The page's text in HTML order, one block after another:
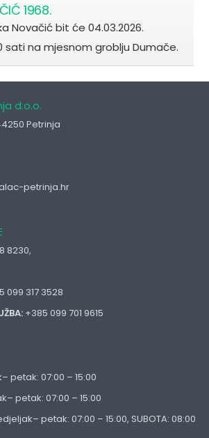
1968.
Novačić bit će 04.03.2026.
sati na mjesnom groblju Dumače.
d.o.o.
Petrinja
petrinja.hr
8230,
099 317 3528
+385 099 701 9615
petak: 07:00 – 15:00
petak: 07:00 – 15:00
petak: 07:00 – 15:00, SUBOTA: 08:00